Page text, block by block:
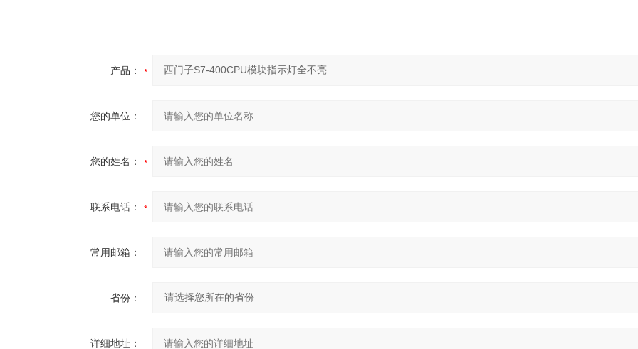
产品：
您的单位：
您的姓名：
联系电话：
常用邮箱：
省份：
详细地址：